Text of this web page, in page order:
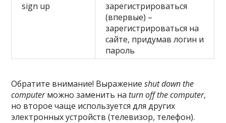
sign up
зарегистрироваться
(впервые) –
зарегистрироваться на
сайте, придумав логин и
пароль
Обратите внимание! Выражениеshutdown the
computerможно заменить наturn offthe computer,
но второе чаще используется для других
электронных устройств (телевизор, телефон).